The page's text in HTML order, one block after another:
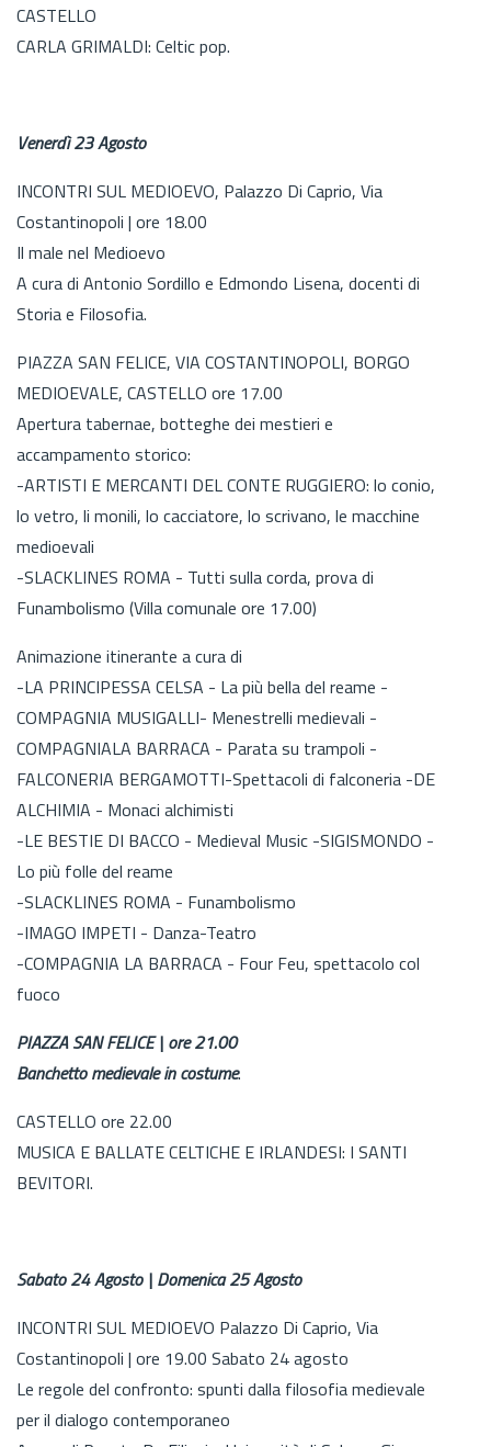
CASTELLO
CARLA GRIMALDI: Celtic pop.
Venerdì 23 Agosto
INCONTRI SUL MEDIOEVO, Palazzo Di Caprio, Via
Costantinopoli | ore 18.00
Il male nel Medioevo
A cura di Antonio Sordillo e Edmondo Lisena, docenti di
Storia e Filosofia.
PIAZZA SAN FELICE, VIA COSTANTINOPOLI, BORGO
MEDIOEVALE, CASTELLO ore 17.00
Apertura tabernae, botteghe dei mestieri e
accampamento storico:
-ARTISTI E MERCANTI DEL CONTE RUGGIERO: lo conio,
lo vetro, li monili, lo cacciatore, lo scrivano, le macchine
medioevali
-SLACKLINES ROMA - Tutti sulla corda, prova di
Funambolismo (Villa comunale ore 17.00)
Animazione itinerante a cura di
-LA PRINCIPESSA CELSA - La più bella del reame -
COMPAGNIA MUSIGALLI- Menestrelli medievali -
COMPAGNIALA BARRACA - Parata su trampoli -
FALCONERIA BERGAMOTTI-Spettacoli di falconeria -DE
ALCHIMIA - Monaci alchimisti
-LE BESTIE DI BACCO - Medieval Music -SIGISMONDO -
Lo più folle del reame
-SLACKLINES ROMA - Funambolismo
-IMAGO IMPETI - Danza-Teatro
-COMPAGNIA LA BARRACA - Four Feu, spettacolo col
fuoco
PIAZZA SAN FELICE | ore 21.00
Banchetto medievale in costume.
CASTELLO ore 22.00
MUSICA E BALLATE CELTICHE E IRLANDESI: I SANTI
BEVITORI.
Sabato 24 Agosto | Domenica 25 Agosto
INCONTRI SUL MEDIOEVO Palazzo Di Caprio, Via
Costantinopoli | ore 19.00 Sabato 24 agosto
Le regole del confronto: spunti dalla filosofia medievale
per il dialogo contemporaneo